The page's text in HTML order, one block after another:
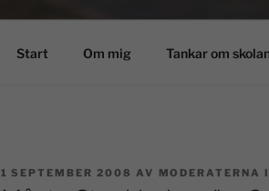
Start Om mig Tankar om
1 SEPTEMBER 2008 AV MODERATERNA